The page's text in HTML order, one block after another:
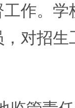
作。
对招